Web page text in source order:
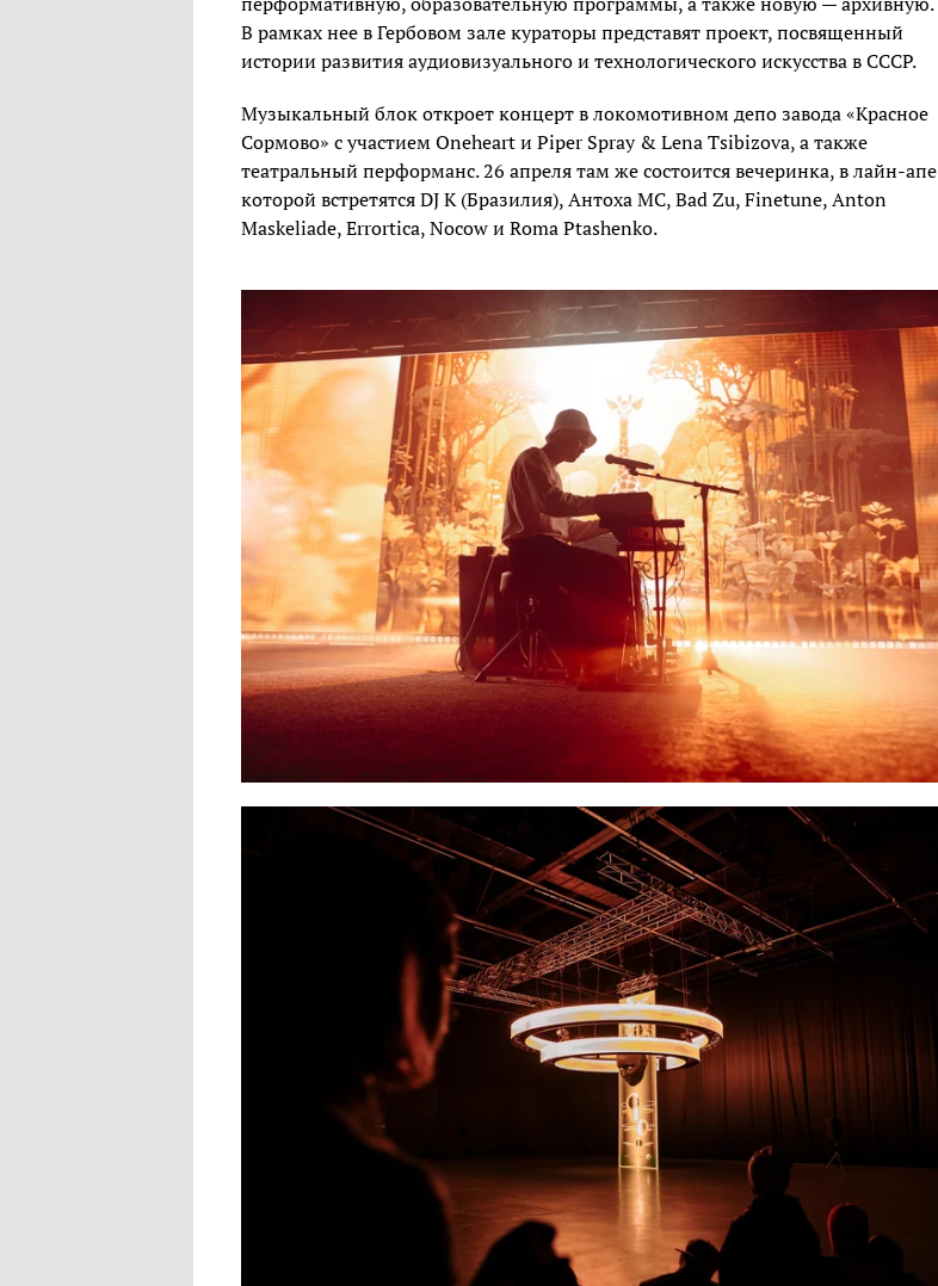
В рамках нее в Гербовом зале кураторы представят проект, посвященный
истории развития аудиовизуального и технологического искусства в СССР.
Музыкальный блок откроет концерт в локомотивном депо завода «Красное
Сормово» с участием Oneheart и Piper Spray & Lena Tsibizova, а также
театральный перформанс. 26 апреля там же состоится вечеринка, в лайн-апе
которой встретятся DJ K (Бразилия), Антоха МС, Bad Zu, Finetune, Anton
Maskeliade, Errortica, Nocow и Roma Ptashenko.